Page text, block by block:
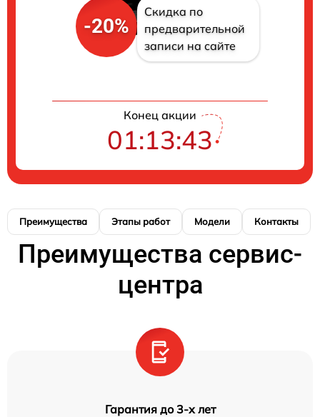
-20%
Скидка по
предварительной
записи на сайте
Конец акции
01:13:42
Преимущества Этапы работ Модели Контакты
Преимущества сервис-
центра
Гарантия до 3-х лет